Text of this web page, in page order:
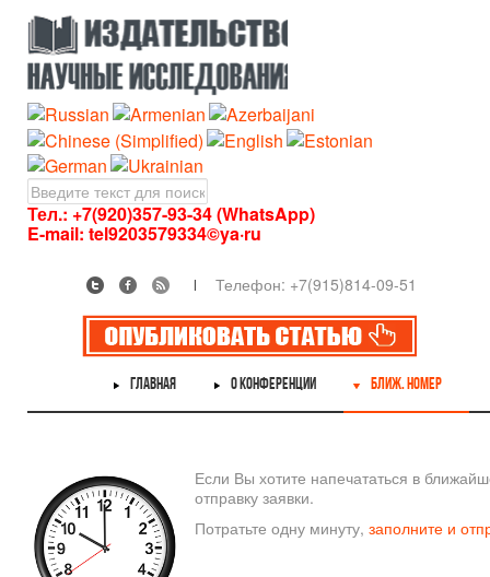
Тел.: +7(920)357-93-34 (WhatsApp)
E-mail: tel9203579334©ya·ru
Телефон: +7(915)814-09-51
ГЛАВНАЯ О КОНФЕРЕНЦИИ БЛИЖ. НОМЕР
Если Вы хотите напечататься в
отправку заявки.
Потратьте одну минуту, заполните и